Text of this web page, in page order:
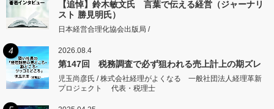
【追悼】鈴木敏文氏 言葉で伝える経営（ジャーナリ
スト 勝見明氏）
日本経営合理化協会出版局 /
4 2026.08.4
第147回 税務調査で必ず狙われる売上計上の期ズレ
児玉尚彦氏 / 株式会社経理がよくなる 一般社団法人経理革新
プロジェクト 代表・税理士